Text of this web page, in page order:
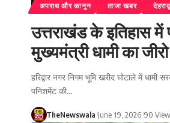
अपराध और कानून ताजा खबर
उत्तराखंड के इतिहास में
मुख्यमंत्री धामी का
हरिद्वार नगर निगम भूमि खरीद घोटाले में
पनिशमेंट की…
TheNewswala June 19, 2026 90